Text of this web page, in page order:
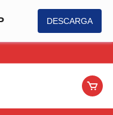
DESCARGA